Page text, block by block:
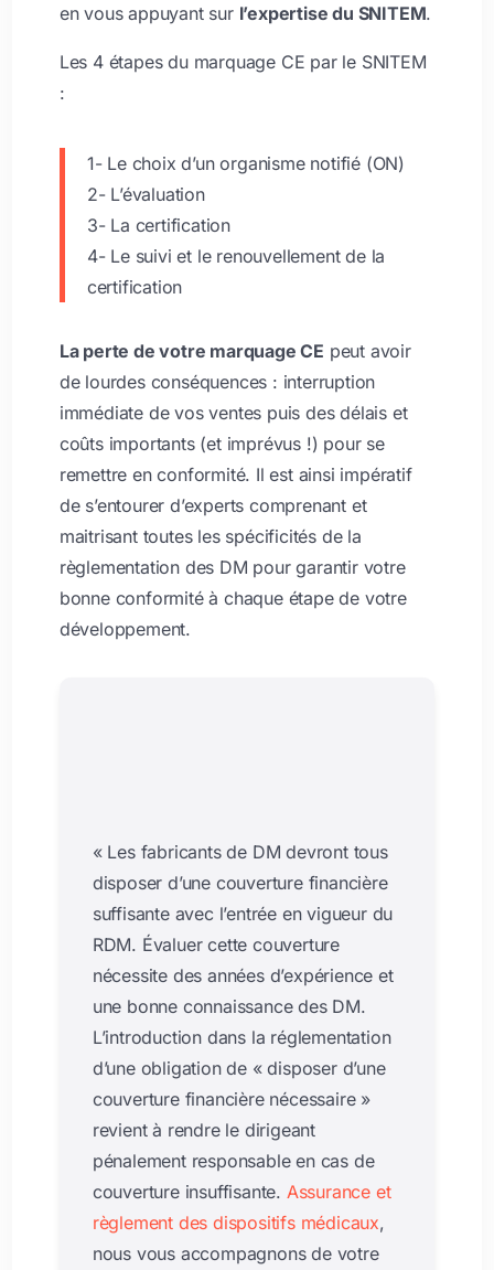
en vous appuyant sur l’expertise du SNITEM.
Les 4 étapes du marquage CE par le SNITEM
:
1- Le choix d’un organisme notifié (ON)
2- L’évaluation
3- La certification
4- Le suivi et le renouvellement de la
certification
La perte de votre marquage CE peut avoir
de lourdes conséquences : interruption
immédiate de vos ventes puis des délais et
coûts importants (et imprévus !) pour se
remettre en conformité. Il est ainsi impératif
de s’entourer d’experts comprenant et
maitrisant toutes les spécificités de la
règlementation des DM pour garantir votre
bonne conformité à chaque étape de votre
développement.
« Les fabricants de DM devront tous
disposer d’une couverture financière
suffisante avec l’entrée en vigueur du
RDM. Évaluer cette couverture
nécessite des années d’expérience et
une bonne connaissance des DM.
L’introduction dans la réglementation
d’une obligation de « disposer d’une
couverture financière nécessaire »
revient à rendre le dirigeant
pénalement responsable en cas de
couverture insuffisante. Assurance et
règlement des dispositifs médicaux,
nous vous accompagnons de votre